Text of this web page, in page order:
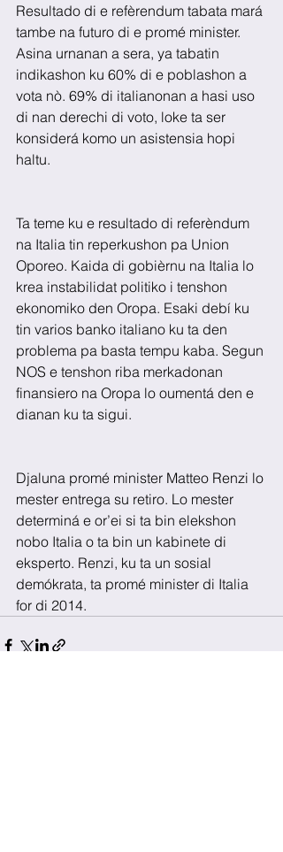
Resultado di e refèrendum tabata mará
tambe na futuro di e promé minister.
Asina urnanan a sera, ya tabatin
indikashon ku 60% di e poblashon a
vota nò. 69% di italianonan a hasi uso
di nan derechi di voto, loke ta ser
konsiderá komo un asistensia hopi
haltu.
Ta teme ku e resultado di referèndum
na Italia tin reperkushon pa Union
Oporeo. Kaida di gobièrnu na Italia lo
krea instabilidat politiko i tenshon
ekonomiko den Oropa. Esaki debí ku
tin varios banko italiano ku ta den
problema pa basta tempu kaba. Segun
NOS e tenshon riba merkadonan
finansiero na Oropa lo oumentá den e
dianan ku ta sigui.
Djaluna promé minister Matteo Renzi lo
mester entrega su retiro. Lo mester
determiná e or’ei si ta bin elekshon
nobo Italia o ta bin un kabinete di
eksperto. Renzi, ku ta un sosial
demókrata, ta promé minister di Italia
for di 2014.